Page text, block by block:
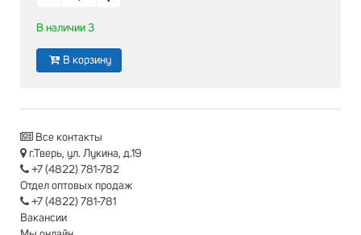
В наличии 3
В корзину
Все контакты
г.Тверь, ул. Лукина, д.19
+7 (4822) 781-782
Отдел оптовых продаж
+7 (4822) 781-781
Вакансии